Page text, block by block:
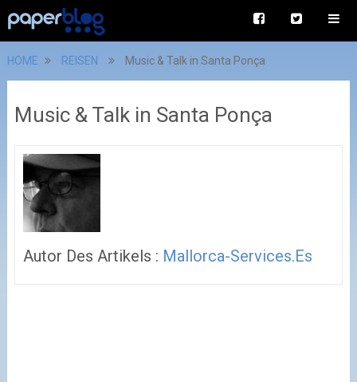
HOME REISEN Music & Talk in Santa Ponça
Music & Talk in Santa Ponça
Autor Des Artikels : Mallorca-Services.es